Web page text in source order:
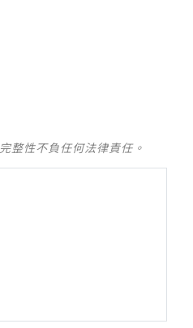
整性不負任何法律責任。